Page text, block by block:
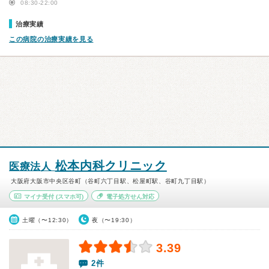
08:30-22:00
治療実績
この病院の治療実績を見る
医療法人 松本内科クリニック
大阪府大阪市中央区谷町（谷町六丁目駅、松屋町駅、谷町九丁目駅）
マイナ受付 (スマホ可) 電子処方せん対応
土曜（〜12:30） 夜（〜19:30）
3.39
2件